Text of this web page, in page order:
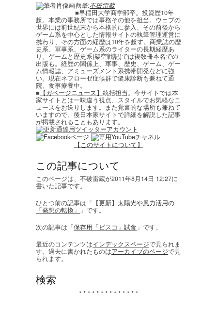
執筆:不破雷蔵
■早稲田大学商学部卒。投資歴10年
超。本業の事務所では事務その他を担当。ウェブの
世界には前世紀末から本格的に参入、その前後から
ゲーム系を中心とした情報サイトの執筆管理運営に
携わり、その方面の経歴は10年を超す。商業誌の歴
史系、軍事系、ゲーム系のライターの長期経歴あ
り。ゲームと歴史系(架空戦記)では複数冊本名での
出版も。経歴の関係上、軍事、歴史、ゲーム、ゲー
ム情報誌、アミューズメント系携帯開発などに強
い。現在ネフローゼ症候群で健康診断も兼ねて通
院、食事療養中。
■ 【ガベージニュース】 統括担当。今サイトでは本
家サイトとは一味違う視点、スタイルでお気軽なニ
ュースをお送りします。また覚書的な場所も兼ねて
いますので、後日本家サイトで詳細を解説した記事
が掲載されることもあります。
【このサイトについて】
この記事について
このページは、不破雷蔵が2011年8月14日 12:27に
書いた記事です。
ひとつ前の記事は「 【更新】太陽光や風力活用の
「発想の転換」
」です。
次の記事は「保存用「ビスコ」試食 」です。
最近のコンテンツはインデックスページで見られま
す。過去に書かれたものはアーカイブのページで見
られます。
検索
* * * * * * * * * * * * * *